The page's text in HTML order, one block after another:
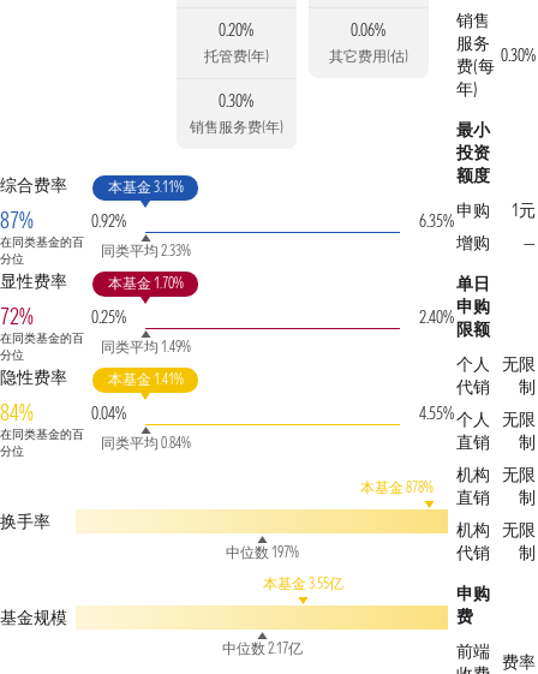
0.20%
托管费(年)
0.30%
销售服务费(年)
0.06%
其它费用(估)
综合费率
87%
在同类基金的百
分位
0.92%
本基金 3.11%
同类平均 2.33%
6.35%
显性费率
72%
在同类基金的百
分位
0.25%
本基金 1.70%
同类平均 1.49%
2.40%
隐性费率
84%
在同类基金的百
分位
0.04%
本基金 1.41%
同类平均 0.84%
4.55%
换手率
本基金 878%
中位数 197%
基金规模
本基金 3.55亿
中位数 2.17亿
销售
服务
费(每
年)
0.30%
最小
投资
额度
申购
1元
增购
—
单日
申购
限额
个人
代销
无限
制
个人
直销
无限
制
机构
直销
无限
制
机构
代销
无限
制
申购
费
前端
费率